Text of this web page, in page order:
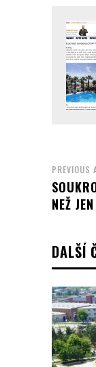
PREVIOUS
NEŽ
DALŠÍ